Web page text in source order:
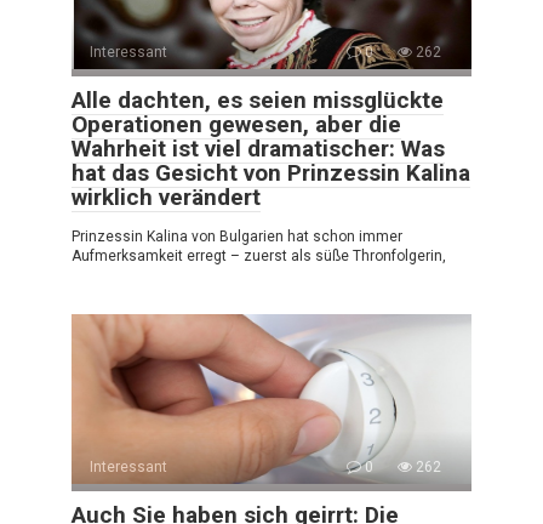
Interessant 0 262
Alle dachten, es seien missglückte
Operationen gewesen, aber die
Wahrheit ist viel dramatischer: Was
hat das Gesicht von Prinzessin Kalina
wirklich verändert
Prinzessin Kalina von Bulgarien hat schon immer
Aufmerksamkeit erregt – zuerst als süße Thronfolgerin,
Interessant 0 262
Auch Sie haben sich geirrt: Die